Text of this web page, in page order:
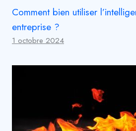
Comment bien utiliser
entreprise ?
1 octobre 2024